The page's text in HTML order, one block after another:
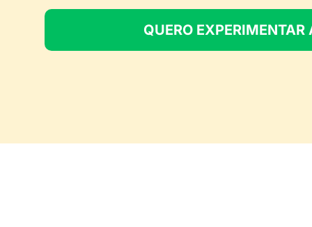
QUERO EXPERIMENTAR